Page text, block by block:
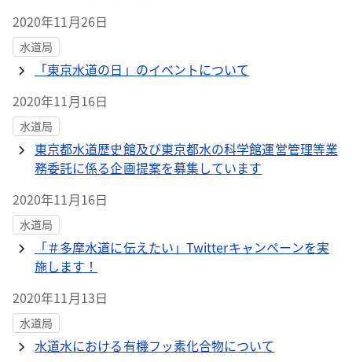
2020年11月26日
水道局
「東京水道の日」のイベントについて
2020年11月16日
水道局
東京都水道歴史館及び東京都水の科学館運営管理等業
務委託に係る企画提案を募集しています
2020年11月16日
水道局
「＃多摩水道に伝えたい」Twitterキャンペーンを実
施します！
2020年11月13日
水道局
水道水における有機フッ素化合物について